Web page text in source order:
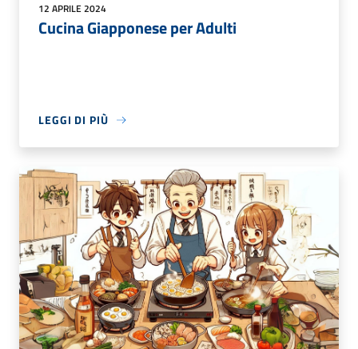
12 APRILE 2024
Cucina Giapponese per Adulti
LEGGI DI PIÙ